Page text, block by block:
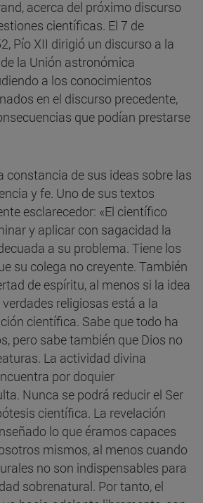
acerca del próximo discurso
científicas. El 7 de
Pío XII dirigió un discurso a la
la Unión astronómica
a los conocimientos
en el discurso precedente,
que podían prestarse
constancia de sus ideas sobre las
y fe. Uno de sus textos
esclarecedor: «El científico
y aplicar con sagacidad la
a su problema. Tiene los
su colega no creyente. También
de espíritu, al menos si la idea
religiosas está a la
científica. Sabe que todo ha
pero sabe también que Dios no
La actividad divina
por doquier
Nunca se podrá reducir el Ser
científica. La revelación
lo que éramos capaces
mismos, al menos cuando
no son indispensables para
sobrenatural. Por tanto, el